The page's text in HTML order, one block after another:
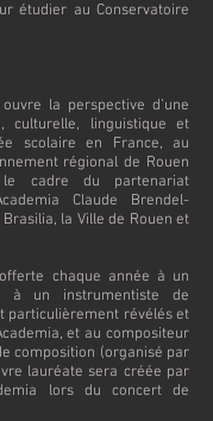
étudier au Conservatoire
la perspective d’une
culturelle, linguistique et
scolaire en France, au
régional de Rouen
le cadre du partenariat
Claude Brendel-
la Ville de Rouen et
chaque année à un
à un instrumentiste de
particulièrement révélés et
et au compositeur
composition (organisé par
lauréate sera créée par
lors du concert de